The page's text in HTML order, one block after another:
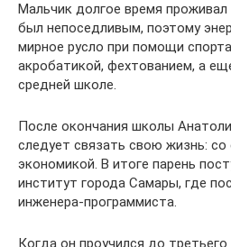
Мальчик долгое время
был непоседливым, поэтому
мирное русло при помощи
акробатикой, фехтованием, а
средней школе.
После окончания школы
следует связать свою жизнь: со
экономикой. В итоге парень
институт города Самары, где
инженера-программиста.
Когда он проучился до